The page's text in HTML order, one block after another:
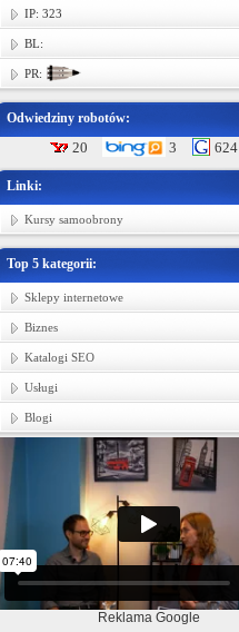
IP: 323
BL:
PR:
Odwiedziny robotów:
20 3 624
Linki:
Kursy samoobrony
Top 5 kategorii:
Sklepy internetowe
Biznes
Katalogi SEO
Usługi
Blogi
Reklama Google